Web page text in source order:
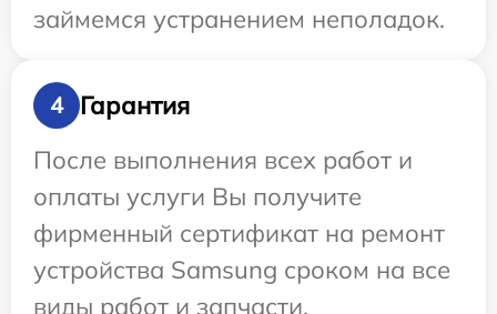
займемся устранением неполадок.
4
Гарантия
После выполнения всех работ и
оплаты услуги Вы получите
фирменный сертификат на ремонт
устройства Samsung сроком на все
виды работ и запчасти.